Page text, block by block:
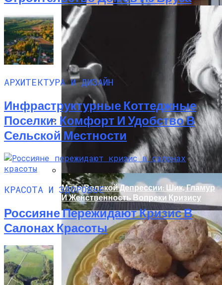
Дом С Минимальными Инженерными
Трассами Для Комфорта И Удобства
Мода Великой Депрессии: Шик, Гламур
И Женственность Вопреки Кризису
АРХИТЕКТУРА И ДИЗАЙН
Инфраструктурные Коттеджные
Поселки: Комфорт И Удобство В
Сельской Местности
КРАСОТА И ЗДОРОВЬЕ
Россияне Пережидают Кризис В
Салонах Красоты